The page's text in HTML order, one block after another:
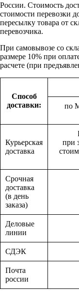
России. Стоимость
стоимости перевозки
пересылку товара от
перевозчика.
При самовывозе со
размере 10% при
расчете (при
Способ
доставки:
по
Курьерская
доставка
при
Срочная
доставка
(в день
заказа)
Деловые
линии
СДЭК
Почта
россии